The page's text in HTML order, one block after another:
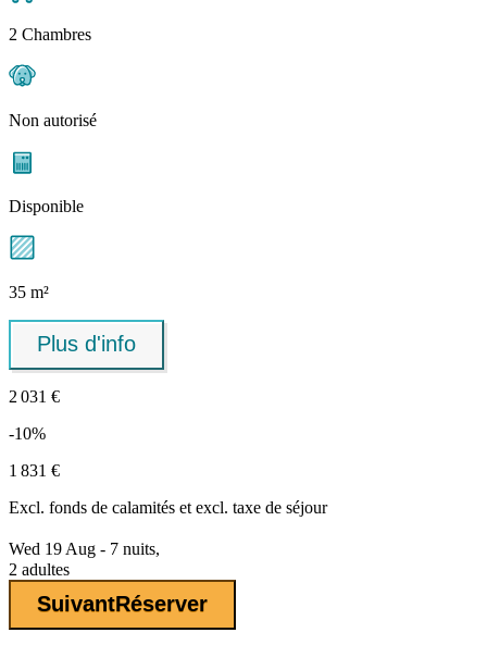
2 Chambres
Non autorisé
Disponible
35 m²
Plus d'info
2 031 €
-10%
1 831 €
Excl. fonds de calamités et excl. taxe de séjour
Wed 19 Aug - 7 nuits,
2 adultes
SuivantRéserver